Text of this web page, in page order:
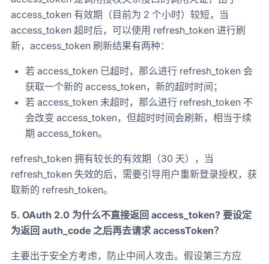
access_token 有效期（目前为 2 个小时）较短，当
access_token 超时后，可以使用 refresh_token 进行刷
新，access_token 刷新结果有两种：
若 access_token 已超时，那么进行 refresh_token 会
获取一个新的 access_token，新的超时时间；
若 access_token 未超时，那么进行 refresh_token 不
会改变 access_token，但超时时间会刷新，相当于续
期 access_token。
refresh_token 拥有较长的有效期（30 天），当
refresh_token 失效的后，需要引导用户重新登录授权，获
取新的 refresh_token。
5. OAuth 2.0 为什么不直接返回 access_token? 要设定
为返回 auth_code 之后再去请求 accessToken？
主要出于安全方考虑，防止中间人攻击。假设第三方应